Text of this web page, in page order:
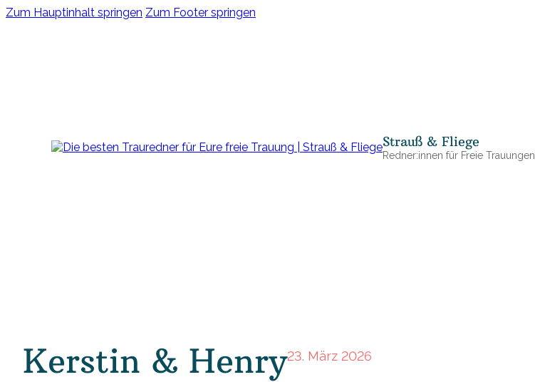
Zum Hauptinhalt springen Zum Footer springen
Strauß & Fliege
Redner:innen für Freie Trauungen
Kerstin & Henry23. März 2026